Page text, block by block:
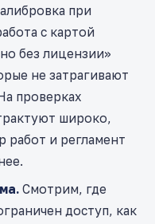
при
с картой
без лицензии»
не затрагивают
проверках
широко,
работ и регламент
Смотрим, где
доступ, как